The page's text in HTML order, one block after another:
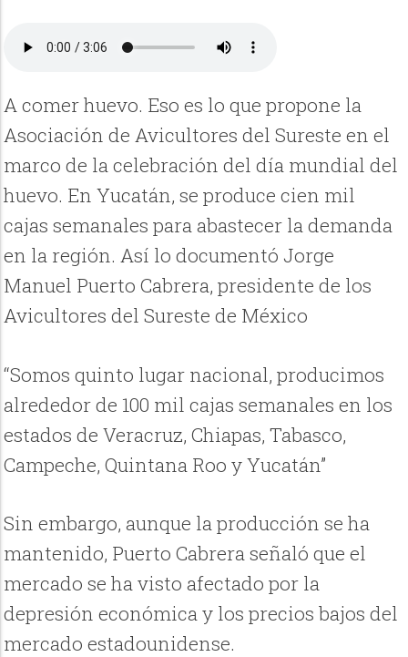
A comer huevo. Eso es lo que propone la
Asociación de Avicultores del Sureste en el
marco de la celebración del día mundial del
huevo. En Yucatán, se produce cien mil
cajas semanales para abastecer la demanda
en la región. Así lo documentó Jorge
Manuel Puerto Cabrera, presidente de los
Avicultores del Sureste de México
“Somos quinto lugar nacional, producimos
alrededor de 100 mil cajas semanales en los
estados de Veracruz, Chiapas, Tabasco,
Campeche, Quintana Roo y Yucatán”
Sin embargo, aunque la producción se ha
mantenido, Puerto Cabrera señaló que el
mercado se ha visto afectado por la
depresión económica y los precios bajos del
mercado estadounidense.